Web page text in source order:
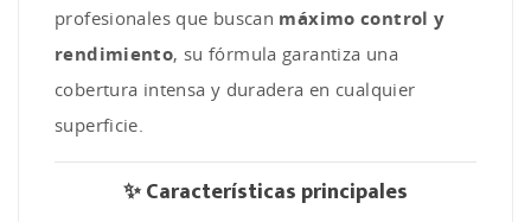
profesionales que buscan máximo control y
rendimiento, su fórmula garantiza una
cobertura intensa y duradera en cualquier
superficie.
✨Características principales